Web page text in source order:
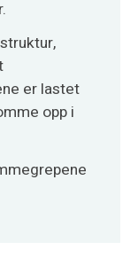
er lastet
opp i